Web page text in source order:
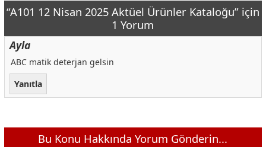
“A101 12 Nisan 2025 Aktüel Ürünler Kataloğu” için
1 Yorum
Ayla
ABC matik deterjan gelsin
Yanıtla
Bu Konu Hakkında Yorum Gönderin...